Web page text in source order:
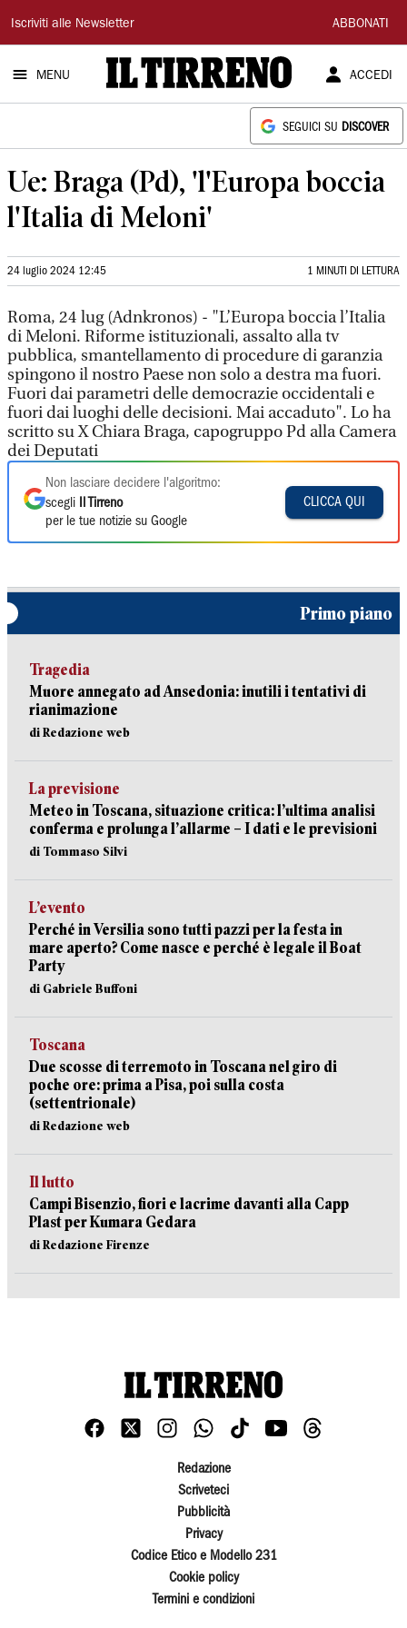
Il
Tirreno
Iscriviti alle Newsletter ABBONATI
MENU ACCEDI
SEGUICI SU DISCOVER
Ue: Braga (Pd), 'l'Europa boccia
l'Italia di Meloni'
24 luglio 2024 12:45 1 MINUTI DI LETTURA
Roma, 24 lug (Adnkronos) - "L’Europa boccia l’Italia
di Meloni. Riforme istituzionali, assalto alla tv
pubblica, smantellamento di procedure di garanzia
spingono il nostro Paese non solo a destra ma fuori.
Fuori dai parametri delle democrazie occidentali e
fuori dai luoghi delle decisioni. Mai accaduto". Lo ha
scritto su X Chiara Braga, capogruppo Pd alla Camera
dei Deputati
Non lasciare decidere l'algoritmo:
scegli
Il Tirreno
per le tue notizie su Google
CLICCA QUI
Primo piano
Tragedia
Muore annegato ad Ansedonia: inutili i tentativi di
rianimazione
di Redazione web
La previsione
Meteo in Toscana, situazione critica: l’ultima analisi
conferma e prolunga l’allarme – I dati e le previsioni
di Tommaso Silvi
L’evento
Perché in Versilia sono tutti pazzi per la festa in
mare aperto? Come nasce e perché è legale il Boat
Party
di Gabriele Buffoni
Toscana
Due scosse di terremoto in Toscana nel giro di
poche ore: prima a Pisa, poi sulla costa
(settentrionale)
di Redazione web
Il lutto
Campi Bisenzio, fiori e lacrime davanti alla Capp
Plast per Kumara Gedara
di Redazione Firenze
Redazione
Scriveteci
Pubblicità
Privacy
Codice Etico e Modello 231
Cookie policy
Termini e condizioni